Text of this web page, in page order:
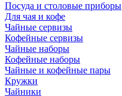
Посуда и столовые приборы
Для чая и кофе
Чайные сервизы
Кофейные сервизы
Чайные наборы
Кофейные наборы
Чайные и кофейные пары
Кружки
Чайники